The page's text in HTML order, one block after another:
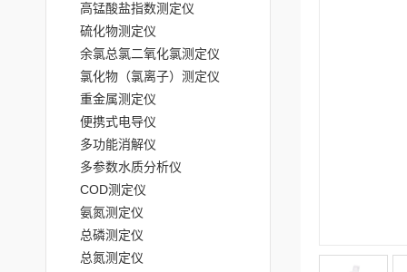
高锰酸盐指数测定仪
硫化物测定仪
余氯总氯二氧化氯测定仪
氯化物（氯离子）测定仪
重金属测定仪
便携式电导仪
多功能消解仪
多参数水质分析仪
COD测定仪
氨氮测定仪
总磷测定仪
总氮测定仪